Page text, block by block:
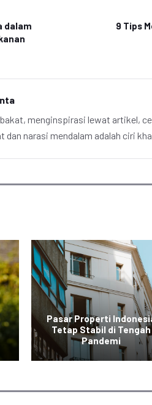
dalam
9 Tips
menginspirasi lewat artikel,
dan narasi mendalam adalah ciri
Pasar Properti
Tetap Stabil di Tengah
Pandemi